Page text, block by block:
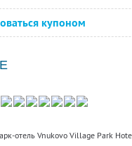
купоном
отель Vnukovo Village Park